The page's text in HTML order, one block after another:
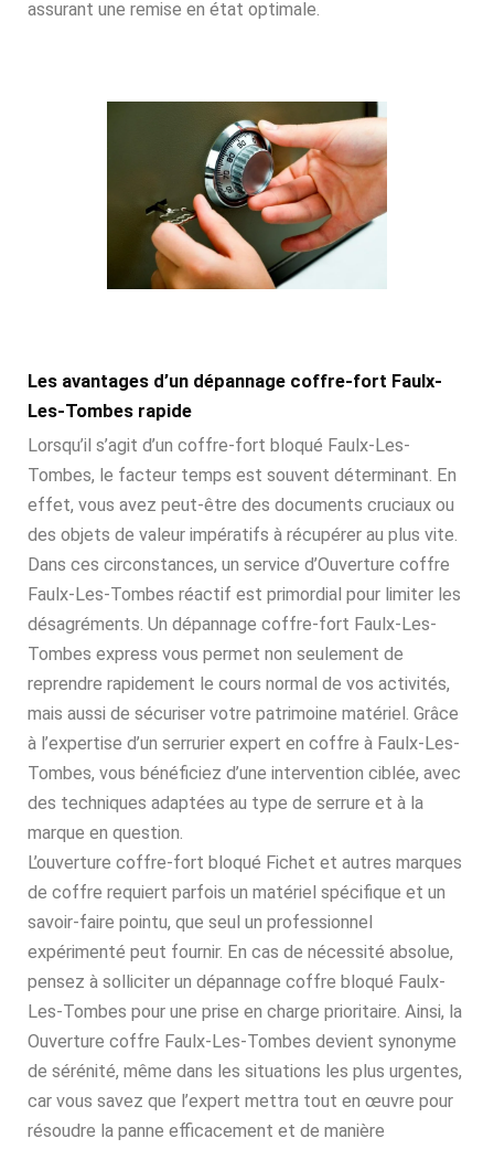
assurant une remise en état optimale.
Les avantages d’un dépannage coffre-fort Faulx-
Les-Tombes rapide
Lorsqu’il s’agit d’un coffre-fort bloqué Faulx-Les-
Tombes, le facteur temps est souvent déterminant. En
effet, vous avez peut-être des documents cruciaux ou
des objets de valeur impératifs à récupérer au plus vite.
Dans ces circonstances, un service d’Ouverture coffre
Faulx-Les-Tombes réactif est primordial pour limiter les
désagréments. Un dépannage coffre-fort Faulx-Les-
Tombes express vous permet non seulement de
reprendre rapidement le cours normal de vos activités,
mais aussi de sécuriser votre patrimoine matériel. Grâce
à l’expertise d’un serrurier expert en coffre à Faulx-Les-
Tombes, vous bénéficiez d’une intervention ciblée, avec
des techniques adaptées au type de serrure et à la
marque en question.
L’ouverture coffre-fort bloqué Fichet et autres marques
de coffre requiert parfois un matériel spécifique et un
savoir-faire pointu, que seul un professionnel
expérimenté peut fournir. En cas de nécessité absolue,
pensez à solliciter un dépannage coffre bloqué Faulx-
Les-Tombes pour une prise en charge prioritaire. Ainsi, la
Ouverture coffre Faulx-Les-Tombes devient synonyme
de sérénité, même dans les situations les plus urgentes,
car vous savez que l’expert mettra tout en œuvre pour
résoudre la panne efficacement et de manière